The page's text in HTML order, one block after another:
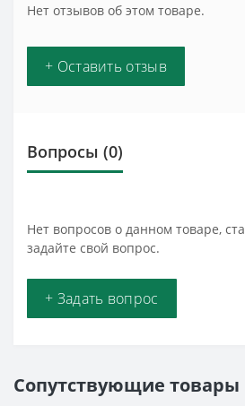
Нет отзывов об этом товаре.
+ Оставить отзыв
Вопросы (0)
Нет вопросов о данном товаре,
задайте свой вопрос.
+ Задать вопрос
Сопутствующие товары